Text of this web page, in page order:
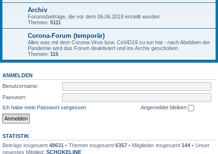
Archiv
Forumsbeiträge, die vor dem 06.06.2018 erstellt wurden
Themen: 5111
Corona-Forum (temporär)
Alles was mit dem Corona-Virus bzw. CoViD19 zu tun hat - nach Abebben der
Pandemie wird das Forum deaktiviert und ins Archiv geschoben.
Themen: 115
ANMELDEN
Benutzername:
Passwort:
Ich habe mein Passwort vergessen
Angemeldet bleiben
STATISTIK
Beiträge insgesamt 48631 • Themen insgesamt 6357 • Mitglieder insgesamt 144 • Unser
neuestes Mitglied: SCHOKELINE